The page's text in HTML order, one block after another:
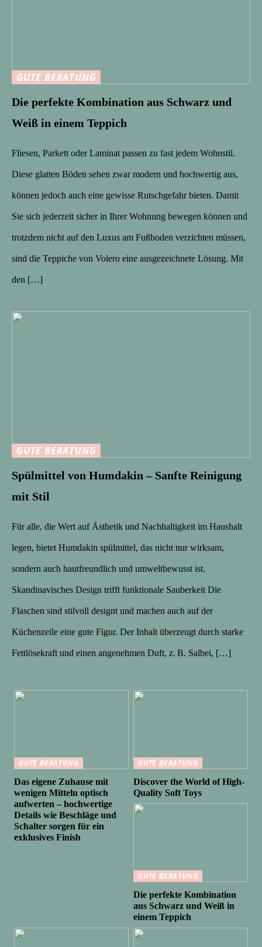
GUTE BERATUNG
Die perfekte Kombination aus Schwarz und
Weiß in einem Teppich
Fliesen, Parkett oder Laminat passen zu fast jedem Wohnstil.
Diese glatten Böden sehen zwar modern und hochwertig aus,
können jedoch auch eine gewisse Rutschgefahr bieten. Damit
Sie sich jederzeit sicher in Ihrer Wohnung bewegen können und
trotzdem nicht auf den Luxus am Fußboden verzichten müssen,
sind die Teppiche von Volero eine ausgezeichnete Lösung. Mit
den […]
GUTE BERATUNG
Spülmittel von Humdakin – Sanfte Reinigung
mit Stil
Für alle, die Wert auf Ästhetik und Nachhaltigkeit im Haushalt
legen, bietet Humdakin spülmittel, das nicht nur wirksam,
sondern auch hautfreundlich und umweltbewusst ist.
Skandinavisches Design trifft funktionale Sauberkeit Die
Flaschen sind stilvoll designt und machen auch auf der
Küchenzeile eine gute Figur. Der Inhalt überzeugt durch starke
Fettlösekraft und einen angenehmen Duft, z. B. Salbei, […]
GUTE BERATUNG
Das eigene Zuhause mit
wenigen Mitteln optisch
aufwerten – hochwertige
Details wie Beschläge und
Schalter sorgen für ein
exklusives Finish
GUTE BERATUNG
Discover the World of High-
Quality Soft Toys
GUTE BERATUNG
Die perfekte Kombination
aus Schwarz und Weiß in
einem Teppich